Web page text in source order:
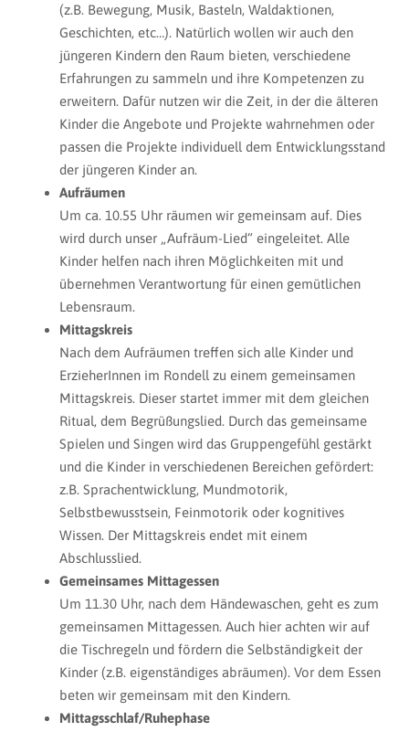
(z.B. Bewegung, Musik, Basteln, Waldaktionen,
Geschichten, etc…). Natürlich wollen wir auch den
jüngeren Kindern den Raum bieten, verschiedene
Erfahrungen zu sammeln und ihre Kompetenzen zu
erweitern. Dafür nutzen wir die Zeit, in der die älteren
Kinder die Angebote und Projekte wahrnehmen oder
passen die Projekte individuell dem Entwicklungsstand
der jüngeren Kinder an.
Aufräumen
Um ca. 10.55 Uhr räumen wir gemeinsam auf. Dies
wird durch unser „Aufräum-Lied“ eingeleitet. Alle
Kinder helfen nach ihren Möglichkeiten mit und
übernehmen Verantwortung für einen gemütlichen
Lebensraum.
Mittagskreis
Nach dem Aufräumen treffen sich alle Kinder und
ErzieherInnen im Rondell zu einem gemeinsamen
Mittagskreis. Dieser startet immer mit dem gleichen
Ritual, dem Begrüßungslied. Durch das gemeinsame
Spielen und Singen wird das Gruppengefühl gestärkt
und die Kinder in verschiedenen Bereichen gefördert:
z.B. Sprachentwicklung, Mundmotorik,
Selbstbewusstsein, Feinmotorik oder kognitives
Wissen. Der Mittagskreis endet mit einem
Abschlusslied.
Gemeinsames Mittagessen
Um 11.30 Uhr, nach dem Händewaschen, geht es zum
gemeinsamen Mittagessen. Auch hier achten wir auf
die Tischregeln und fördern die Selbständigkeit der
Kinder (z.B. eigenständiges abräumen). Vor dem Essen
beten wir gemeinsam mit den Kindern.
Mittagsschlaf/Ruhephase